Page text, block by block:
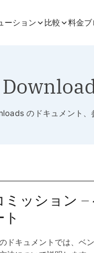
ーション 比較 料金
のドキュメント、
ミッション
ト
ドキュメントでは、ベ